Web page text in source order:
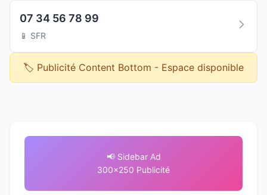
07 34 56 78 99
📱 SFR
🏷️ Publicité Content Bottom - Espace disponible
📢 Sidebar Ad
300x250 Publicité